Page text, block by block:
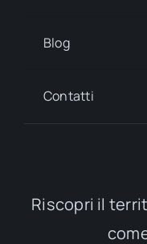
Blog
Contatti
Riscopri il